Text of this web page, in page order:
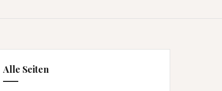
Alle Seiten